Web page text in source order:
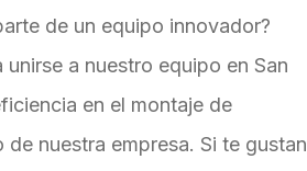
de un equipo innovador?
a nuestro equipo en San
en el montaje de
nuestra empresa. Si te gustan